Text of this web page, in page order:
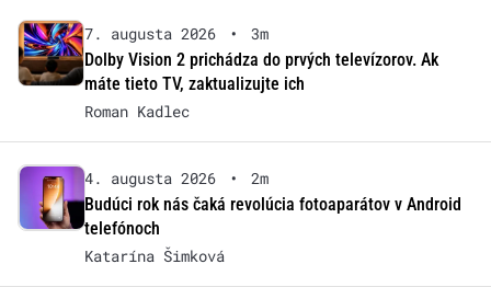
7. augusta 2026 •
3m
Dolby Vision 2 prichádza do prvých televízorov. Ak
máte tieto TV, zaktualizujte ich
Roman Kadlec
4. augusta 2026 •
2m
Budúci rok nás čaká revolúcia fotoaparátov v Android
telefónoch
Katarína Šimková